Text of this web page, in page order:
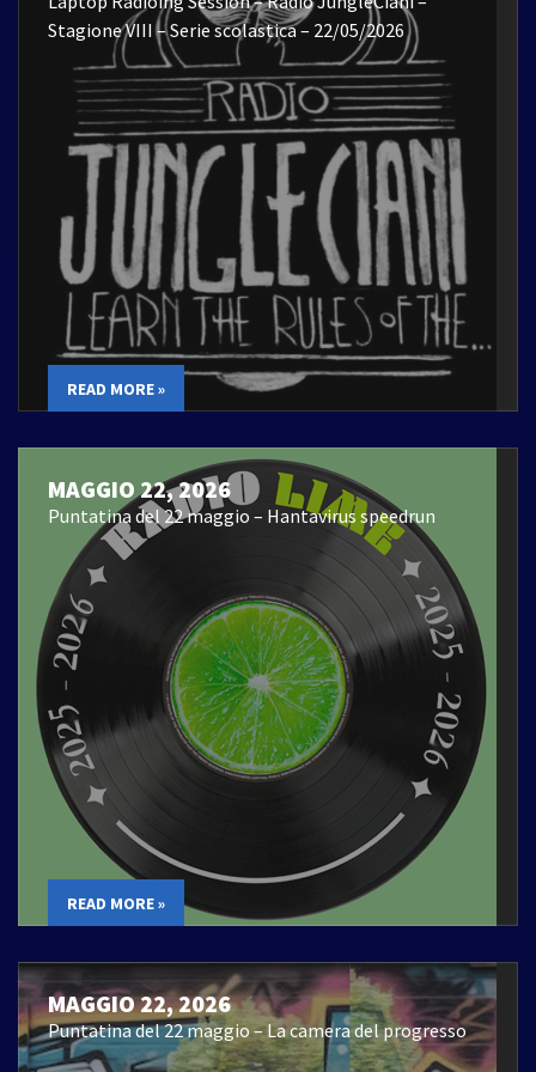
Stagione VIII – Serie scolastica – 22/05/2026
READ MORE »
MAGGIO 22, 2026
Puntatina del 22 maggio – Hantavirus speedrun
READ MORE »
MAGGIO 22, 2026
Puntatina del 22 maggio – La camera del progresso